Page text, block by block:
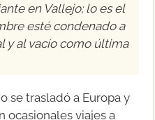
en Vallejo; lo es el
esté condenado a
y al vacío como última
se trasladó a Europa y
ocasionales viajes a